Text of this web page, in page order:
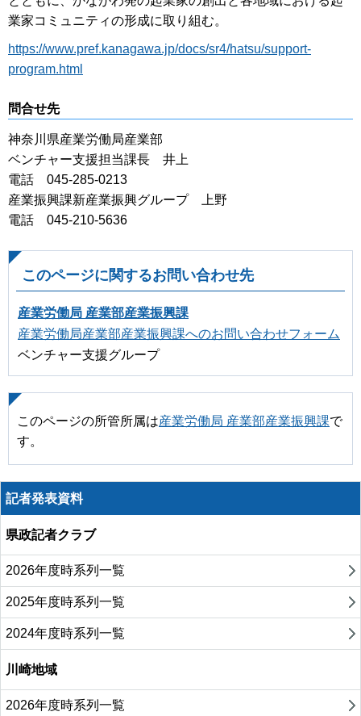
業家コミュニティの形成に取り組む。
https://www.pref.kanagawa.jp/docs/sr4/hatsu/support-
program.html
問合せ先
神奈川県産業労働局産業部
ベンチャー支援担当課長 井上
電話 045-285-0213
産業振興課新産業振興グループ 上野
電話 045-210-5636
このページに関するお問い合わせ先
産業労働局 産業部産業振興課
産業労働局産業部産業振興課へのお問い合わせフォーム
ベンチャー支援グループ
このページの所管所属は産業労働局 産業部産業振興課で
す。
記者発表資料
県政記者クラブ
2026年度時系列一覧
2025年度時系列一覧
2024年度時系列一覧
川崎地域
2026年度時系列一覧